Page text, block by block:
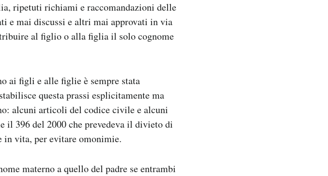
ripetuti richiami e raccomandazioni delle
e mai discussi e altri mai approvati in via
al figlio o alla figlia il solo cognome
ai figli e alle figlie è sempre stata
questa prassi esplicitamente ma
alcuni articoli del codice civile e alcuni
il 396 del 2000 che prevedeva il divieto di
in vita, per evitare omonimie.
materno a quello del padre se entrambi